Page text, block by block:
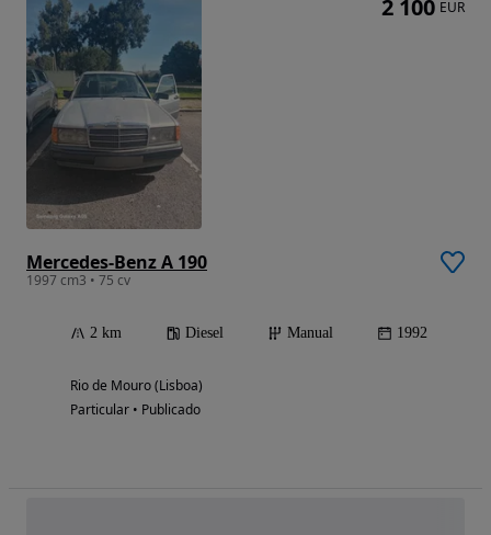
Mercedes-Benz A 190
1997 cm3 • 75 cv
2 km Diesel Manual 1992
Rio de Mouro (Lisboa)
Particular • Publicado
2 100 EUR